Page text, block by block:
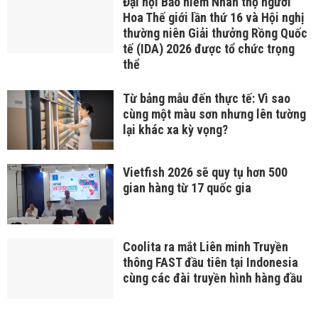
Hoa Thế giới lần thứ 16 và Hội nghị
thường niên Giải thưởng Rồng Quốc
tế (IDA) 2026 được tổ chức trọng
thể
Từ bảng mẫu đến thực tế: Vì sao
cùng một màu sơn nhưng lên tường
lại khác xa kỳ vọng?
Vietfish 2026 sẽ quy tụ hơn 500
gian hàng từ 17 quốc gia
Coolita ra mắt Liên minh Truyền
thông FAST đầu tiên tại Indonesia
cùng các đài truyền hình hàng đầu